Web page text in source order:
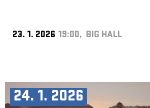
23. 1. 2026 19:00, BIG HALL
24. 1. 2026